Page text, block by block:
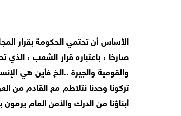
الأساس أن تحتمي الحكومة بقرار
صارخا ، باعتباره قرار الشعب ،
والقومية والجيرة ..الخ فأين هي
تركونا وحدنا نتلاطم مع القادم من
أبناؤنا من الدرك والأمن العام